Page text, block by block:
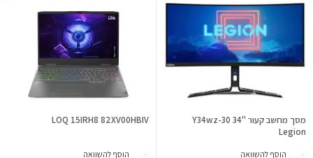
מסך מחשב קעור "34 Y34wz-30
Legion
הוסף להשוואה
LOQ 15IRH8 82XV00HBIV
הוסף להשוואה